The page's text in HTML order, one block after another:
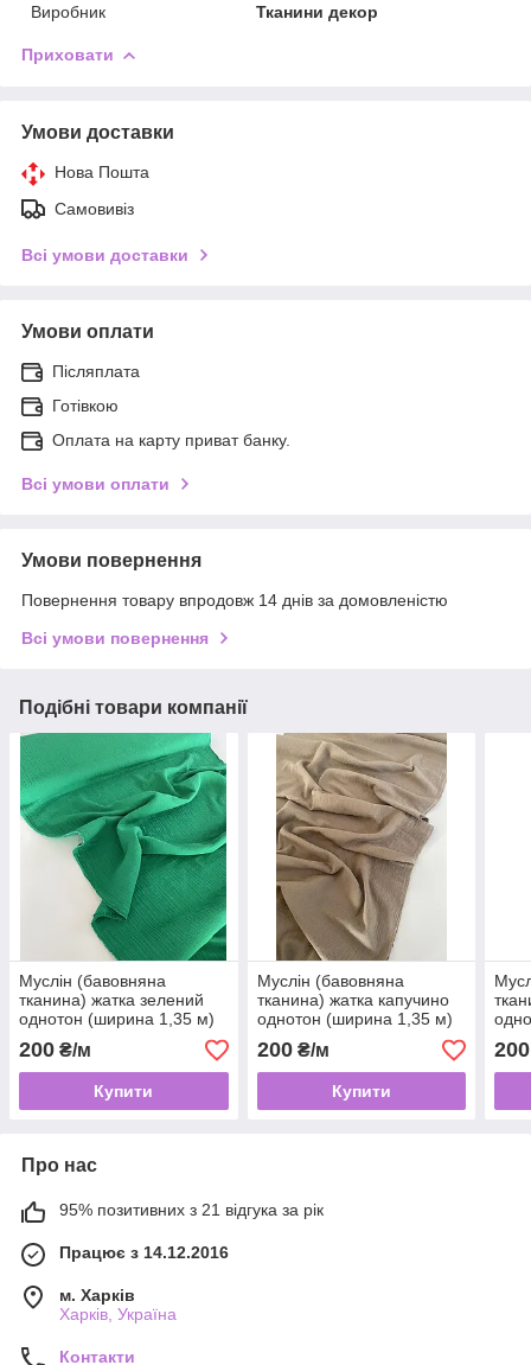
Виробник
Тканини декор
Приховати
Умови доставки
Нова Пошта
Самовивіз
Всі умови доставки
Умови оплати
Післяплата
Готівкою
Оплата на карту приват банку.
Всі умови оплати
Умови повернення
Повернення товару впродовж 14 днів за домовленістю
Всі умови повернення
Подібні товари компанії
Муслін (бавовняна
тканина) жатка зелений
однотон (ширина 1,35 м)
(22)
200 ₴/м
Купити
Муслін (бавовняна
тканина) жатка капучино
однотон (ширина 1,35 м)
200₴/м
Купити
(15)
200
Про нас
95% позитивних з 21 відгука за рік
Працює з 14.12.2016
м. Харків
Харків, Україна
Контакти